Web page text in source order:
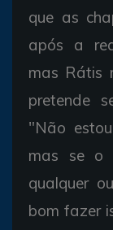
que as
após a
mas Rátis
pretende
"Não
mas se o
qualquer
bom fazer